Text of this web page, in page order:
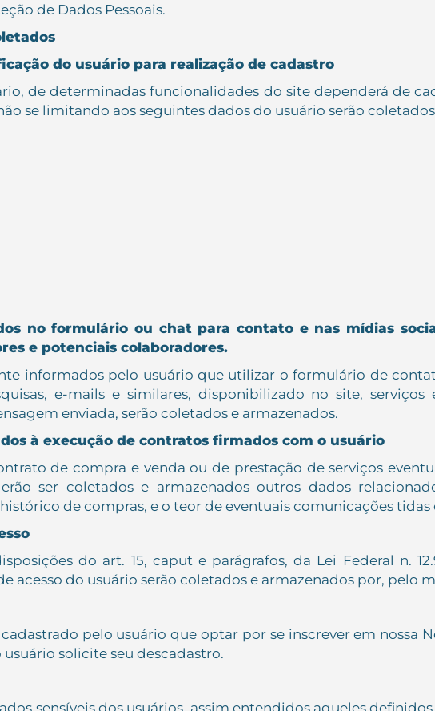
de Dados Pessoais.
do usuário para realização de cadastro
de determinadas funcionalidades do site dependerá de
se limitando aos seguintes dados do usuário serão
no formulário ou chat para contato e nas mídias
e potenciais colaboradores.
informados pelo usuário que utilizar o formulário de
e-mails e similares, disponibilizado no site, serviços
enviada, serão coletados e armazenados.
à execução de contratos firmados com o usuário
de compra e venda ou de prestação de serviços
ser coletados e armazenados outros dados
de compras, e o teor de eventuais comunicações tidas
do art. 15, caput e parágrafos, da Lei Federal n.
acesso do usuário serão coletados e armazenados por, pelo
pelo usuário que optar por se inscrever em nossa
solicite seu descadastro.
sensíveis dos usuários, assim entendidos aqueles definidos